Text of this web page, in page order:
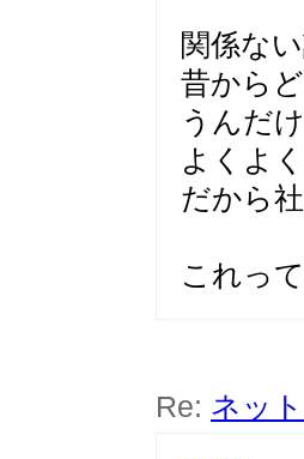
関係な
昔から
うんだけ
よくよ
だから
これっ
Re: ネッ